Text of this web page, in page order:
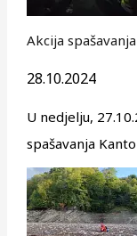
Akcija
28.10.2024
U nedjelju,
spašavanja